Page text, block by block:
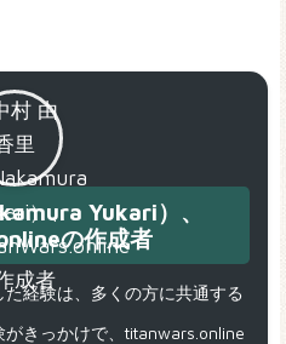
Yukari）、
の作成者
経験は、多くの方に共通する
きっかけで、titanwars.online